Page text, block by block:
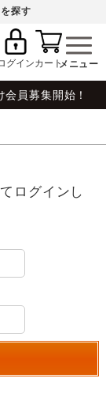
探す
グインカート
員募集開始！
ログインし